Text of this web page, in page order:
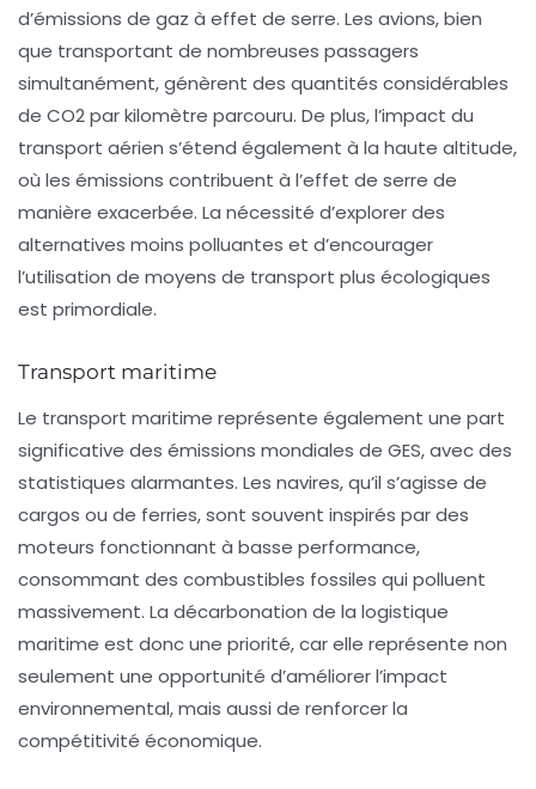
d’émissions de gaz à effet de serre. Les avions, bien
que transportant de nombreuses passagers
simultanément, génèrent des quantités considérables
de CO2 par kilomètre parcouru. De plus, l’impact du
transport aérien s’étend également à la haute altitude,
où les émissions contribuent à l’effet de serre de
manière exacerbée. La nécessité d’explorer des
alternatives moins polluantes et d’encourager
l’utilisation de moyens de transport plus écologiques
est primordiale.
Transport maritime
Le transport maritime représente également une part
significative des émissions mondiales de GES, avec des
statistiques alarmantes. Les navires, qu’il s’agisse de
cargos ou de ferries, sont souvent inspirés par des
moteurs fonctionnant à basse performance,
consommant des combustibles fossiles qui polluent
massivement. La décarbonation de la logistique
maritime est donc une priorité, car elle représente non
seulement une opportunité d’améliorer l’impact
environnemental, mais aussi de renforcer la
compétitivité économique.